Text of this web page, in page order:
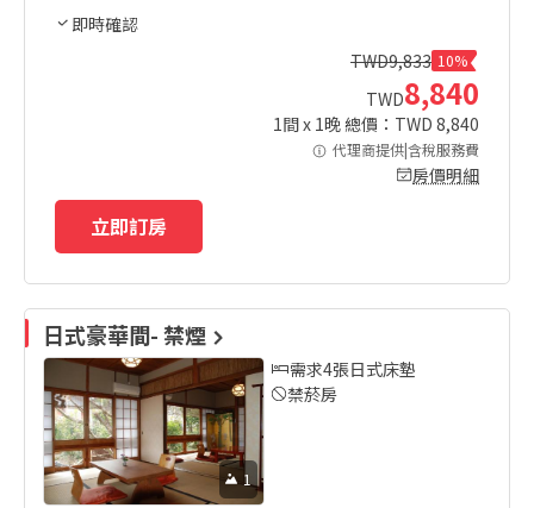
即時確認
TWD9,833 10%
TWD8,840
1間 x 1晚 總價：TWD 8,840
代理商提供|含稅服務費
房價明細
立即訂房
日式豪華間- 禁煙
1
需求4張日式床墊
禁菸房